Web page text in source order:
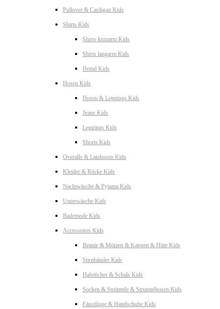
Pullover & Cardigan Kids
Shirts Kids
Shirts kurzarm Kids
Shirts langarm Kids
Hemd Kids
Hosen Kids
Hosen & Leggings Kids
Jeans Kids
Leggings Kids
Shorts Kids
Overalls & Latzhosen Kids
Kleider & Röcke Kids
Nachtwäsche & Pyjama Kids
Unterwäsche Kids
Bademode Kids
Accessoires Kids
Beanie & Mützen & Kappen & Hüte Kids
Stirnbänder Kids
Halstücher & Schals Kids
Socken & Strümpfe & Strumpfhosen Kids
Fäustlinge & Handschuhe Kids